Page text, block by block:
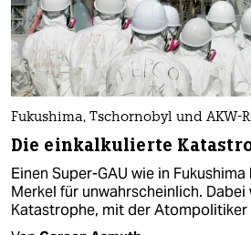
Fukushima, Tschornobyl und AKW-
Die einkalkulierte
Einen Super-GAU wie in
Merkel für unwahrscheinlich. Dabei
Katastrophe, mit der